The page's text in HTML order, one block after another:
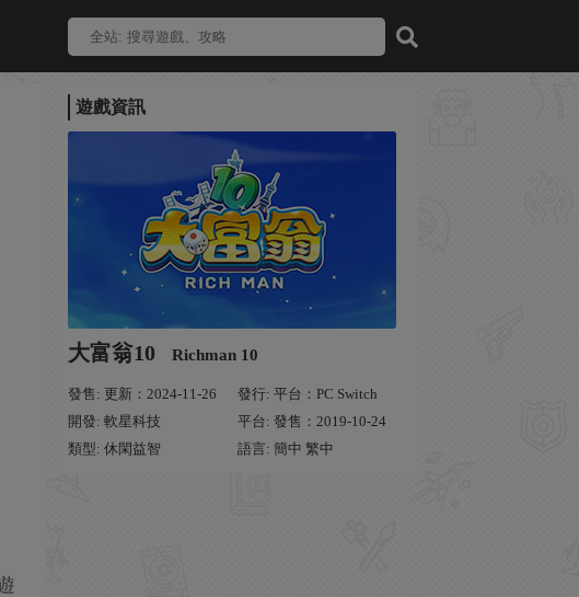
遊戲資訊
大富翁10 Richman 10
發售: 更新：2024-11-26
發行: 平台：PC Switch
開發: 軟星科技
平台: 發售：2019-10-24
類型: 休閑益智
語言: 簡中 繁中